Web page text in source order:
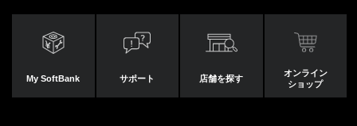
My SoftBank サポート 店舗を探す
オンライン
ショップ